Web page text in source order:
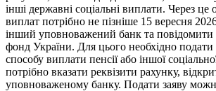
інші державні соціальні виплати. Через
виплат потрібно не пізніше 15 вересня
інший уповноважений банк та
фонд України. Для цього необхідно подати
способу виплати пенсії або іншої
потрібно вказати реквізити рахунку,
уповноваженому банку. Подати заяву